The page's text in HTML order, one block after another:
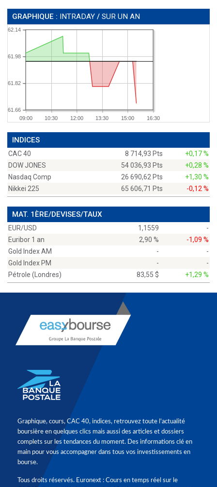
GRAPHIQUE : INTRADAY / SUR UN AN
09:00 10:30 12:00 13:30 15:00 16:30
61.66
61.82
61.98
62.14
INDICES
CAC 40 8 714,93 Pts
+0,17 %
DOW JONES
54 036,93 Pts
+0,28 %
Nasdaq Comp
26 690,62 Pts
+1,30 %
Nikkei 225
65 606,71 Pts -0,12 %
MAT. 1ÈRE/DEVISES/TAUX
EUR/USD 1,1559
-
Euribor 1 an
2,90 %
-1,09 %
Gold Index AM
-
-
Gold Index PM
-
-
Pétrole (Londres)
83,55 $ +1,29 %
Graphique, cours, CAC 40, indices, retrouvez toute l'actualité
boursière en quelques clics mais aussi des articles et dossiers
complets sur les tendances du moment. Des informations clé en
main pour vous accompagner dans tous vos investissements en
bourse.
Tous droits réservés. Euronext : Cours en temps réel sur le